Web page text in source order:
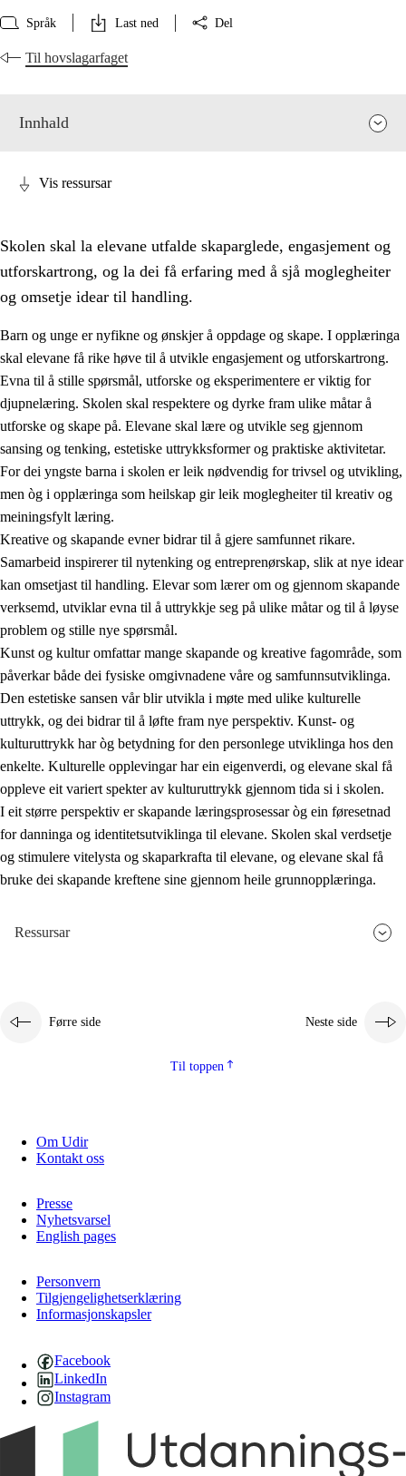
Språk Last ned Del
Til hovslagarfaget
Innhald
1. Verdigrunnlaget i opplæringa
1.1 Menneskeverdet
Identitet og kulturelt mangfald
1.3 Kritisk tenking og etisk bevisstheit
1.4 Skaparglede, engasjement og utforskartrong
1.5 Respekt for naturen og miljøbevisstheit
1.6 Demokrati og medverknad
Vis ressursar
Skolen skal la elevane utfalde skaparglede, engasjement og
utforskartrong, og la dei få erfaring med å sjå moglegheiter
og omsetje idear til handling.
Barn og unge er nyfikne og ønskjer å oppdage og skape. I opplæringa
skal elevane få rike høve til å utvikle engasjement og utforskartrong.
Evna til å stille spørsmål, utforske og eksperimentere er viktig for
djupnelæring. Skolen skal respektere og dyrke fram ulike måtar å
utforske og skape på. Elevane skal lære og utvikle seg gjennom
sansing og tenking, estetiske uttrykksformer og praktiske aktivitetar.
For dei yngste barna i skolen er leik nødvendig for trivsel og utvikling,
men òg i opplæringa som heilskap gir leik moglegheiter til kreativ og
meiningsfylt læring.
Kreative og skapande evner bidrar til å gjere samfunnet rikare.
Samarbeid inspirerer til nytenking og entreprenørskap, slik at nye idear
kan omsetjast til handling. Elevar som lærer om og gjennom skapande
verksemd, utviklar evna til å uttrykkje seg på ulike måtar og til å løyse
problem og stille nye spørsmål.
Kunst og kultur omfattar mange skapande og kreative fagområde, som
påverkar både dei fysiske omgivnadene våre og samfunnsutviklinga.
Den estetiske sansen vår blir utvikla i møte med ulike kulturelle
uttrykk, og dei bidrar til å løfte fram nye perspektiv. Kunst- og
kulturuttrykk har òg betydning for den personlege utviklinga hos den
enkelte. Kulturelle opplevingar har ein eigenverdi, og elevane skal få
oppleve eit variert spekter av kulturuttrykk gjennom tida si i skolen.
I eit større perspektiv er skapande læringsprosessar òg ein føresetnad
for danninga og identitetsutviklinga til elevane. Skolen skal verdsetje
og stimulere vitelysta og skaparkrafta til elevane, og elevane skal få
bruke dei skapande kreftene sine gjennom heile grunnopplæringa.
Ressursar
Førre side Neste side
Til toppen
Om Udir
Kontakt oss
Presse
Nyhetsvarsel
English pages
Personvern
Tilgjengelighetserklæring
Informasjonskapsler
Facebook
LinkedIn
Instagram